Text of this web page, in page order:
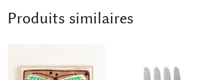
Produits similaires